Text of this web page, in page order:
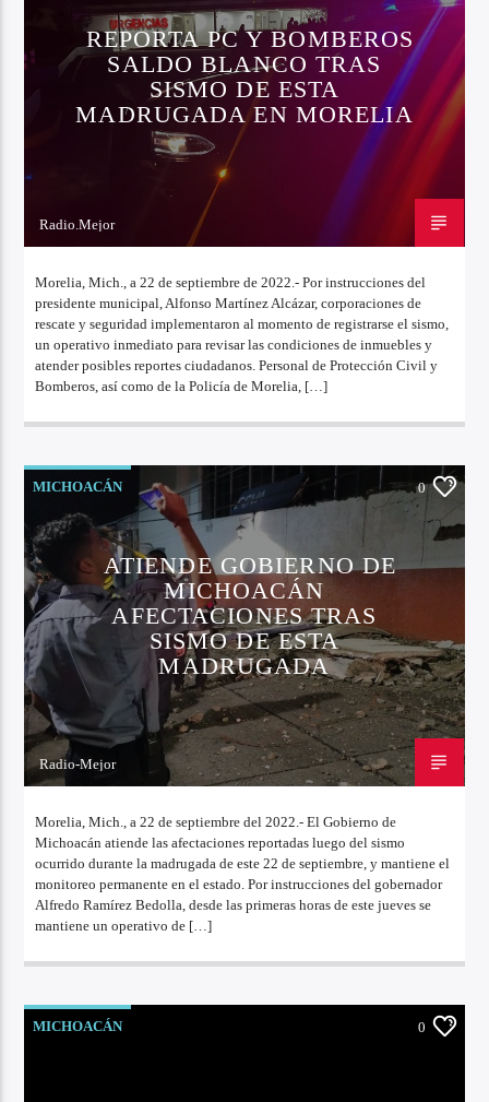
REPORTA PC Y BOMBEROS
SALDO BLANCO TRAS
SISMO DE ESTA
MADRUGADA EN MORELIA
Radio.Mejor
Morelia, Mich., a 22 de septiembre de 2022.- Por instrucciones del
presidente municipal, Alfonso Martínez Alcázar, corporaciones de
rescate y seguridad implementaron al momento de registrarse el sismo,
un operativo inmediato para revisar las condiciones de inmuebles y
atender posibles reportes ciudadanos. Personal de Protección Civil y
Bomberos, así como de la Policía de Morelia, […]
MICHOACÁN 0
ATIENDE GOBIERNO DE
MICHOACÁN
AFECTACIONES TRAS
SISMO DE ESTA
MADRUGADA
Radio-Mejor
Morelia, Mich., a 22 de septiembre del 2022.- El Gobierno de
Michoacán atiende las afectaciones reportadas luego del sismo
ocurrido durante la madrugada de este 22 de septiembre, y mantiene el
monitoreo permanente en el estado. Por instrucciones del gobernador
Alfredo Ramírez Bedolla, desde las primeras horas de este jueves se
mantiene un operativo de […]
MICHOACÁN 0